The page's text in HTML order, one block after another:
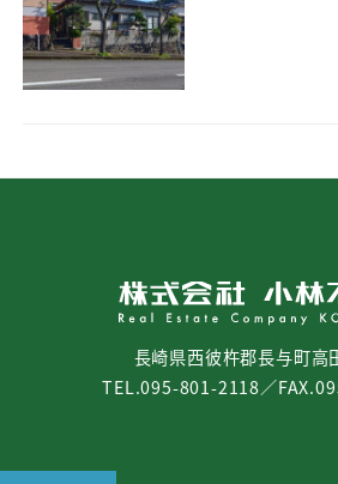
長崎県西彼杵郡長与町高
TEL.095-801-2118／